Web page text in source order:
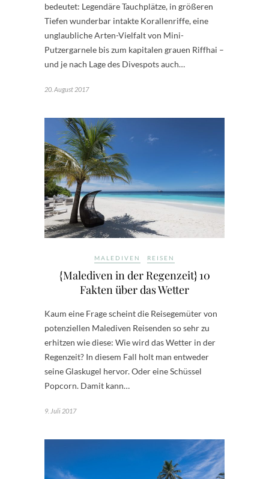
bedeutet: Legendäre Tauchplätze, in größeren
Tiefen wunderbar intakte Korallenriffe, eine
unglaubliche Arten-Vielfalt von Mini-
Putzergarnele bis zum kapitalen grauen Riffhai –
und je nach Lage des Divespots auch…
20. August 2017
MALEDIVEN REISEN
{Malediven in der Regenzeit} 10
Fakten über das Wetter
Kaum eine Frage scheint die Reisegemüter von
potenziellen Malediven Reisenden so sehr zu
erhitzen wie diese: Wie wird das Wetter in der
Regenzeit? In diesem Fall holt man entweder
seine Glaskugel hervor. Oder eine Schüssel
Popcorn. Damit kann…
9. Juli 2017